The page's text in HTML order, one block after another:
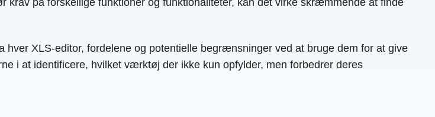
XLS-editor, fordelene og potentielle begrænsninger ved at bruge dem for at give
i at identificere, hvilket værktøj der ikke kun opfylder, men forbedrer deres